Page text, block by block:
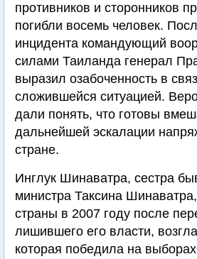
противников и сторонников
погибли восемь человек.
инцидента командующий
силами Таиланда генерал
выразил озабоченность в
сложившейся ситуацией.
дали понять, что готовы
дальнейшей эскалации
стране.
Инглук Шинаватра, сестра
министра Таксина
страны в 2007 году после
лишившего его власти,
которая победила на